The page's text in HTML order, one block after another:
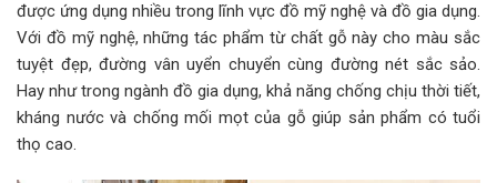
được ứng dụng nhiều trong lĩnh vực đồ mỹ nghệ và đồ gia dụng.
Với đồ mỹ nghệ, những tác phẩm từ chất gỗ này cho màu sắc
tuyệt đẹp, đường vân uyển chuyển cùng đường nét sắc sảo.
Hay như trong ngành đồ gia dụng, khả năng chống chịu thời tiết,
kháng nước và chống mối mọt của gỗ giúp sản phẩm có tuổi
thọ cao.